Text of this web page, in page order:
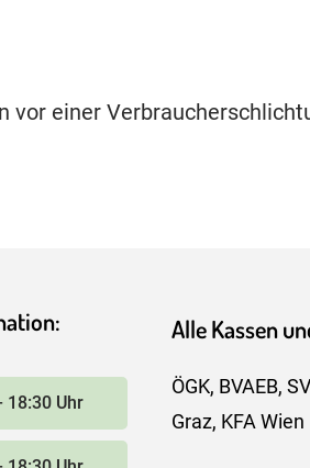
einer
18:30 Uhr
Alle Kassen
ÖGK, BVAEB,
Graz, KFA Wien